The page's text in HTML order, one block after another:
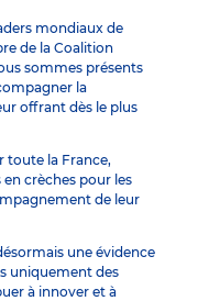
mondiaux de
de la Coalition
sommes présents
la
offrant dès le plus
toute la France,
crèches pour les
de leur
une évidence
uniquement des
à innover et à